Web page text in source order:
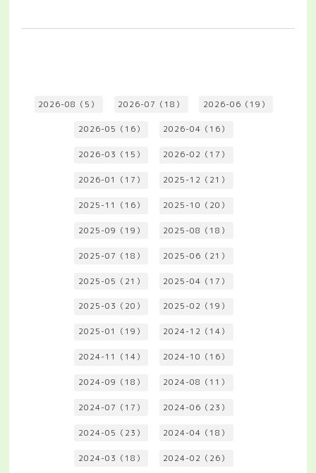
2026-08（5） 2026-07（18） 2026-06（19）
2026-05（16） 2026-04（16）
2026-03（15） 2026-02（17）
2026-01（17） 2025-12（21）
2025-11（16） 2025-10（20）
2025-09（19） 2025-08（18）
2025-07（18） 2025-06（21）
2025-05（21） 2025-04（17）
2025-03（20） 2025-02（19）
2025-01（19） 2024-12（14）
2024-11（14） 2024-10（16）
2024-09（18） 2024-08（11）
2024-07（17） 2024-06（23）
2024-05（23） 2024-04（18）
2024-03（18） 2024-02（26）